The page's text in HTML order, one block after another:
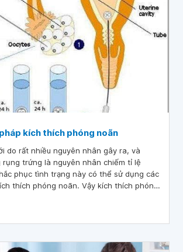
kích thích phóng noãn
do rất nhiều nguyên nhân gây ra, và
trứng là nguyên nhân chiếm tỉ lệ
phục tình trạng này có thể sử dụng các
thích phóng noãn. Vậy kích thích phóng